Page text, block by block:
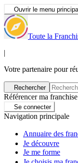
Ouvrir le menu
Toute la
|
Votre partenaire pour
Rechercher
Référencer ma franchise
Se connecter
Navigation principale
Annuaire des
Je découvre
Je me forme